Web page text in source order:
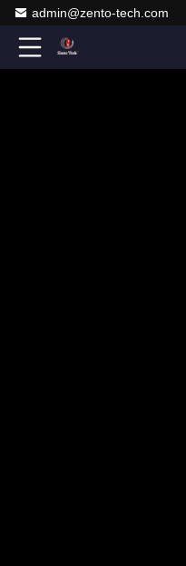
admin@zento-tech.com